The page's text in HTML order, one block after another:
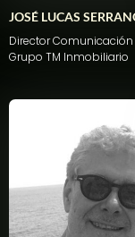
JOSÉ LUCAS
DirectorComunicación
Grupo TM Inmobiliario